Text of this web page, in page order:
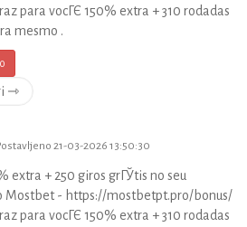
para vocГЄ 150% extra + 310 rodadas
mesmo .
0
⇾
21-03-2026 13:50:30
extra + 250 giros grГЎtis no seu
Mostbet - https://mostbetpt.pro/bonus/
para vocГЄ 150% extra + 310 rodadas